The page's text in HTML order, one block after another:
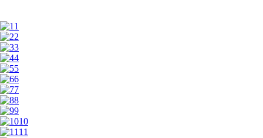
1
2
3
4
5
6
7
8
9
10
11